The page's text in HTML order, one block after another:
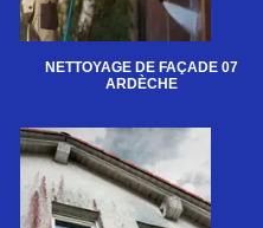
NETTOYAGE DE FAÇADE 07
ARDÈCHE